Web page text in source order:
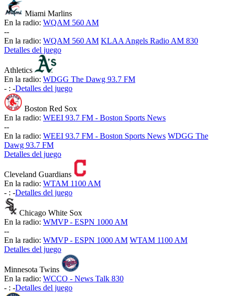
Miami Marlins
En la radio: WQAM 560 AM
--
En la radio: WQAM 560 AM KLAA Angels Radio AM 830
Detalles del juego
Athletics
En la radio: WDGG The Dawg 93.7 FM
- : -Detalles del juego
Boston Red Sox
En la radio: WEEI 93.7 FM - Boston Sports News
--
En la radio: WEEI 93.7 FM - Boston Sports News WDGG The
Dawg 93.7 FM
Detalles del juego
Cleveland Guardians
En la radio: WTAM 1100 AM
- : -Detalles del juego
Chicago White Sox
En la radio: WMVP - ESPN 1000 AM
--
En la radio: WMVP - ESPN 1000 AM WTAM 1100 AM
Detalles del juego
Minnesota Twins
En la radio: WCCO - News Talk 830
- : -Detalles del juego